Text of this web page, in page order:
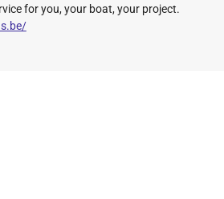
for you, your boat, your project.